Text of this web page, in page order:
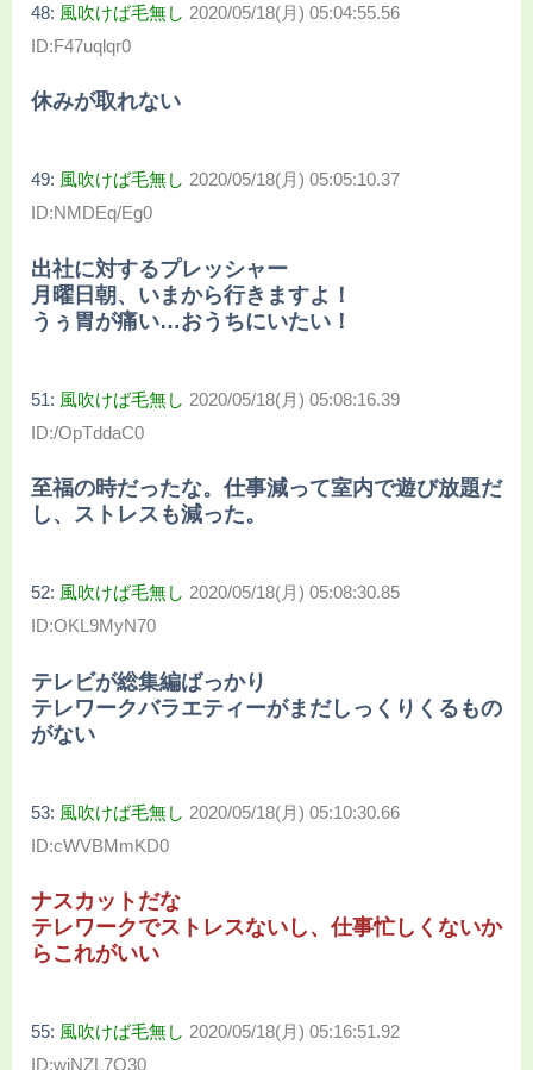
48: 風吹けば毛無し 2020/05/18(月) 05:04:55.56
ID:F47uqlqr0
休みが取れない
49: 風吹けば毛無し 2020/05/18(月) 05:05:10.37
ID:NMDEq/Eg0
出社に対するプレッシャー
月曜日朝、いまから行きますよ！
うぅ胃が痛い…おうちにいたい！
51: 風吹けば毛無し 2020/05/18(月) 05:08:16.39
ID:/OpTddaC0
至福の時だったな。仕事減って室内で遊び放題だ
し、ストレスも減った。
52: 風吹けば毛無し 2020/05/18(月) 05:08:30.85
ID:OKL9MyN70
テレビが総集編ばっかり
テレワークバラエティーがまだしっくりくるもの
がない
53: 風吹けば毛無し 2020/05/18(月) 05:10:30.66
ID:cWVBMmKD0
ナスカットだな
テレワークでストレスないし、仕事忙しくないか
らこれがいい
55: 風吹けば毛無し 2020/05/18(月) 05:16:51.92
ID:wjNZL7O30